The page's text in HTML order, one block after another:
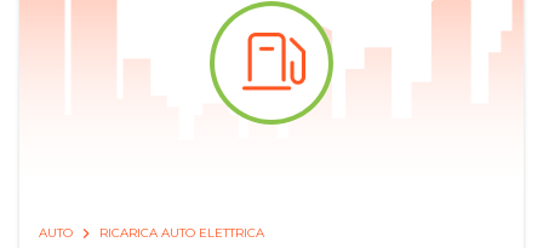
AUTO RICARICA AUTO ELETTRICA